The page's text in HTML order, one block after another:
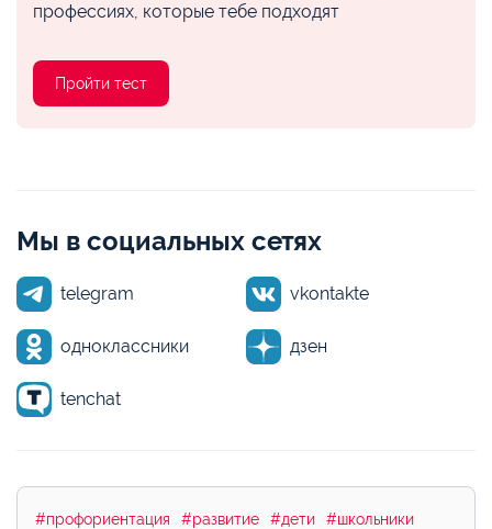
профессиях, которые тебе подходят
Пройти тест
Мы в социальных сетях
telegram vkontakte
одноклассники дзен
tenchat
#профориентация #развитие #дети
#школьники